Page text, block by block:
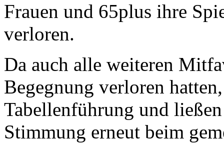
Frauen und 65plus ihre
verloren.
Da auch alle weiteren
Begegnung verloren
Tabellenführung und
Stimmung erneut beim